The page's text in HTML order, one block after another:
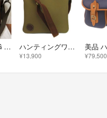
希少 HUNTING WORLD ハンティングワールド メンズ ショルダーバッグ クロスボディバッグ 光沢加工 ハンティングワールド ショルダーバッグ サコッシュ キャンバス カーキ 茶色
¥13,900 ¥79,500